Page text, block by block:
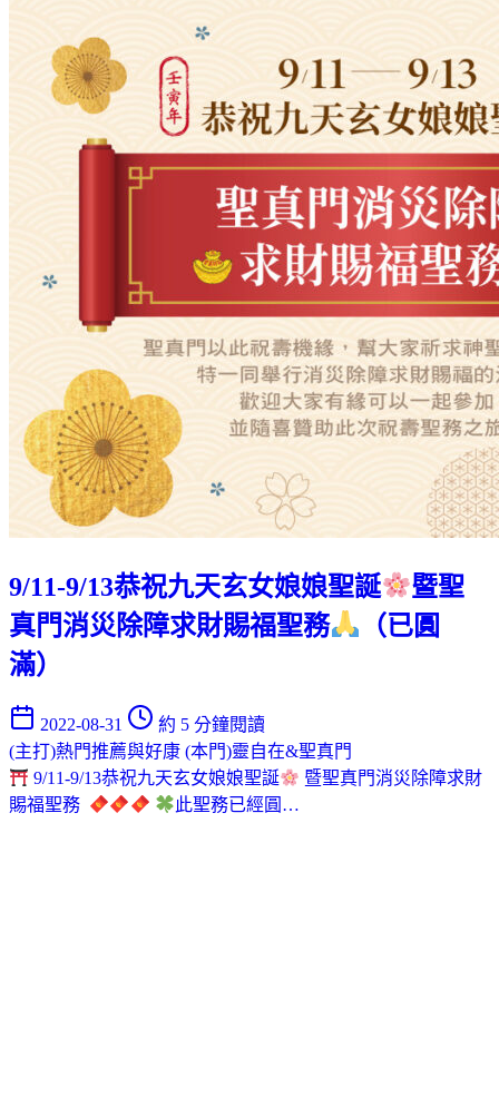
9/11-9/13恭祝九天玄女娘娘聖誕
暨聖
真門消災除障求財賜福聖務
（已圓
滿）
2022-08-31
約 5 分鐘閱讀
(主打)熱門推薦與好康 (本門)靈自在&聖真門
9/11-9/13恭祝九天玄女娘娘聖誕
暨聖真門消災除障求財
賜福聖務
此聖務已經圓…